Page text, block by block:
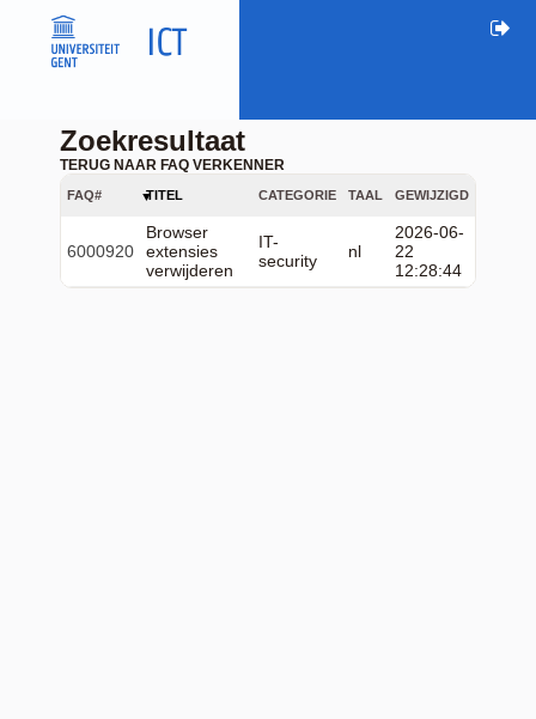
Zoekresultaat
TERUG NAAR FAQ VERKENNER
FAQ# TITEL CATEGORIE TAAL GEWIJZIGD
6000920
Browser
extensies
verwijderen
IT-
security
nl
2026-06-
22
12:28:44